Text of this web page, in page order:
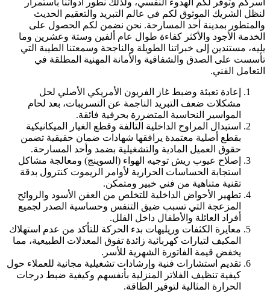
لنظل الشريك الموثوق لكم في عالم التبريد والتعقيم الحديث
والمتطور بمدينة أحد المسارحة. نحن نضمن لكم الحصول على
الخدمة الأجود والأكثر كفاءة طوال عام ألفين وستة وعشرين وما
يليه، مستندين إلى خبراتنا الطويلة والناجحة وسمعتنا الطيبة التي
تأسست على الصدق والشفافية والأمانة المهنية المطلقة في
التعامل الفني.
إعادة تعبئة وضبط غاز الفريون الأمريكي الأصلي لحل
مشكلات ضعف التبريد الناجمة عن التسريبات، بعد لحام
المواسير النحاسية المتضررة بحرفية فائقة.
استبدال المراوح الداخلية التالفة وقطع الغيار الميكانيكية
بقطع أصلية معتمدة يرافقها شهادات ضمان حقيقية تضمن
حقوق العميل المادية والتشغيلية بضمد وأحد المسارحة.
إصلاح عيوب ريش توجيه الهواء (السوينج) ومعالجة مشاكل
استجابة الحساسات الحرارية لأوامر الريموت كنترول بدقة
تقنية متناهية من فني خبير ومتمكن.
تطهير الأحواض الداخلية للتخلص من العفن الأسود والروائح
المزعجة التي تسبب ضيق التنفس وحساسية الصدر لجميع
أفراد العائلة والأطفال داخل الفلل.
معايرة الكثفات وريليهات بدء الحركة للتأكد من عدم استهلاك
المكيف لتيارات كهربائية زائدة تفوق المعدلات الطبيعية، مما
يخفض قيمة الفاتورة الشهرية للأسر.
تقديم استشارات فنية وإرشادات تشغيلية مجانية للعملاء حول
كيفية تنظيف الفلاتر المنزلية بأنفسهم وكيفية ضبط درجات
الحرارة المثالية لتوفير الطاقة.